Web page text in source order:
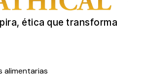
ética que transforma
alimentarias